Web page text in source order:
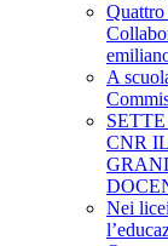
A
CNR
Nei